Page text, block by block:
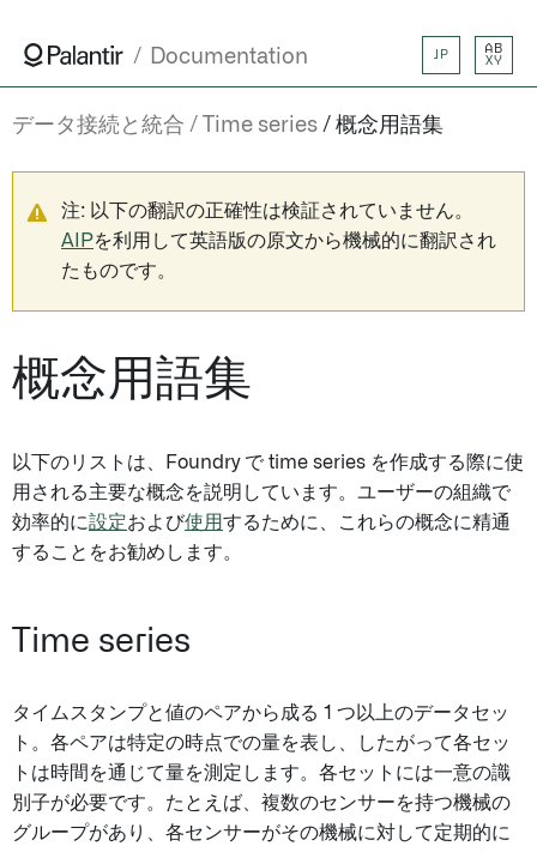
Documentation JP
AB
XY
データ接続と統合 Time series 概念用語集
注: 以下の翻訳の正確性は検証されていません。
AIPを利用して英語版の原文から機械的に翻訳され
たものです。
概念用語集
以下のリストは、Foundry で time series を作成する際に使
用される主要な概念を説明しています。ユーザーの組織で
効率的に設定および使用するために、これらの概念に精通
することをお勧めします。
Time series
タイムスタンプと値のペアから成る 1 つ以上のデータセッ
ト。各ペアは特定の時点での量を表し、したがって各セッ
トは時間を通じて量を測定します。各セットには一意の識
別子が必要です。たとえば、複数のセンサーを持つ機械の
グループがあり、各センサーがその機械に対して定期的に